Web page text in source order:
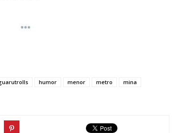
humor menor metro
mina